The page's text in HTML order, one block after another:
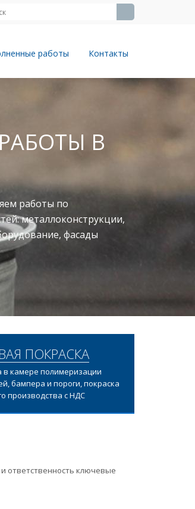
работы Контакты
В
работы по
металлоконструкции,
фасады
ПОКРАСКА
в камере полимеризации
бампера и пороги, покраска
производства с НДС
ответственность ключевые